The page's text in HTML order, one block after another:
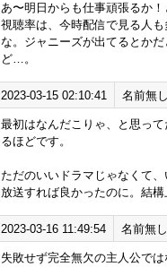
あ〜明日からも仕事頑張るか！
視聴率は、今時配信で見る人
な。ジャニーズが出てるとか
ど…。
2023-03-15 02:10:41 名前無し
最初はなんだこりゃ、と思っ
るほどです。
ただのいいドラマじゃなくて
放送すれば良かったのに。結構
2023-03-16 11:49:54 名前無し
失敗せず完全無欠の主人公で